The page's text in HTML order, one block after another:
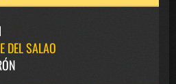
DEL SALAO